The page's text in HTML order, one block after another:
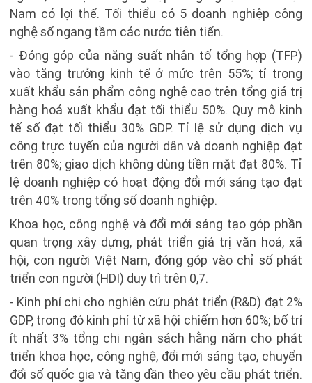
Nam có lợi thế. Tối thiểu có 5 doanh nghiệp công
nghệ số ngang tầm các nước tiên tiến.
- Đóng góp của năng suất nhân tố tổng hợp (TFP)
vào tăng trưởng kinh tế ở mức trên 55%; tỉ trọng
xuất khẩu sản phẩm công nghệ cao trên tổng giá trị
hàng hoá xuất khẩu đạt tối thiểu 50%. Quy mô kinh
tế số đạt tối thiểu 30% GDP. Tỉ lệ sử dụng dịch vụ
công trực tuyến của người dân và doanh nghiệp đạt
trên 80%; giao dịch không dùng tiền mặt đạt 80%. Tỉ
lệ doanh nghiệp có hoạt động đổi mới sáng tạo đạt
trên 40% trong tổng số doanh nghiệp.
Khoa học, công nghệ và đổi mới sáng tạo góp phần
quan trọng xây dựng, phát triển giá trị văn hoá, xã
hội, con người Việt Nam, đóng góp vào chỉ số phát
triển con người (HDI) duy trì trên 0,7.
- Kinh phí chi cho nghiên cứu phát triển (R&D) đạt 2%
GDP, trong đó kinh phí từ xã hội chiếm hơn 60%; bố trí
ít nhất 3% tổng chi ngân sách hằng năm cho phát
triển khoa học, công nghệ, đổi mới sáng tạo, chuyển
đổi số quốc gia và tăng dần theo yêu cầu phát triển.